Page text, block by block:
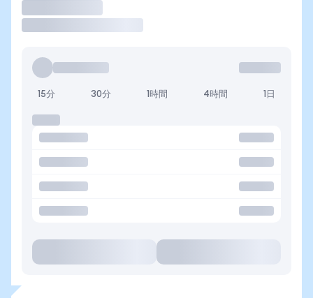
15分 30分 1時間 4時間 1日